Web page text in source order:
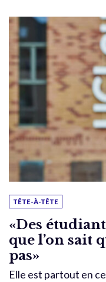
TÊTE-À-TÊTE
«Des
que l’on sait
pas»
Elle est partout en